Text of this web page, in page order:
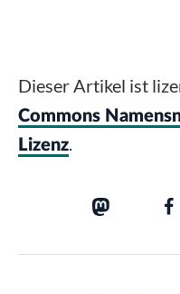
Dieser Artikel ist
Commons
Lizenz.